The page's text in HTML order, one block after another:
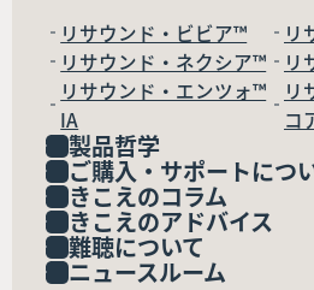
リサウンド・ビビア™
リ
リサウンド・ネクシア™
リ
リサウンド・エンツォ™
IA
リ
コ
製品哲学
ご購入・サポートにつ
きこえのコラム
きこえのアドバイス
難聴について
ニュースルーム